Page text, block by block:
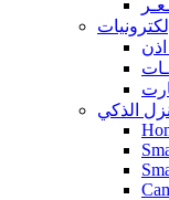
إلكترونيات
الذكي